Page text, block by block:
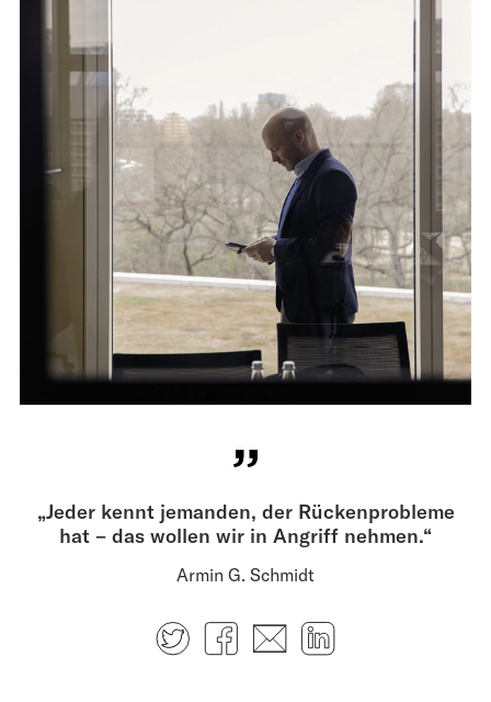
„Jeder kennt jemanden, der Rückenprobleme
hat – das wollen wir in Angriff nehmen.“
Armin G. Schmidt
TwitterFacebook
E-mail